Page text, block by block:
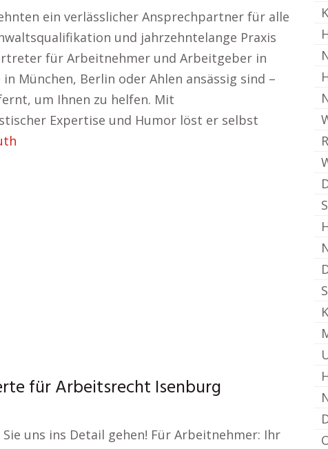
ein verlässlicher Ansprechpartner für alle
und jahrzehntelange Praxis
für Arbeitnehmer und Arbeitgeber in
München, Berlin oder Ahlen ansässig sind –
um Ihnen zu helfen. Mit
Expertise und Humor löst er selbst
für Arbeitsrecht Isenburg
Sie uns ins Detail gehen! Für Arbeitnehmer: Ihr